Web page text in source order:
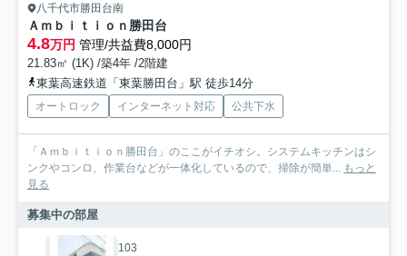
八千代市勝田台南
Ａｍｂｉｔｉｏｎ勝田台
4.8万円 管理/共益費8,000円
21.83㎡ (1K) /築4年 /2階建
東葉高速鉄道「東葉勝田台」駅 徒歩14分
オートロック インターネット対応 公共下水
「Ａｍｂｉｔｉｏｎ勝田台」のここがイチオシ。システムキッチンはシ
ンクやコンロ、作業台などが一体化しているので、掃除が簡単... もっと
見る
募集中の部屋
103